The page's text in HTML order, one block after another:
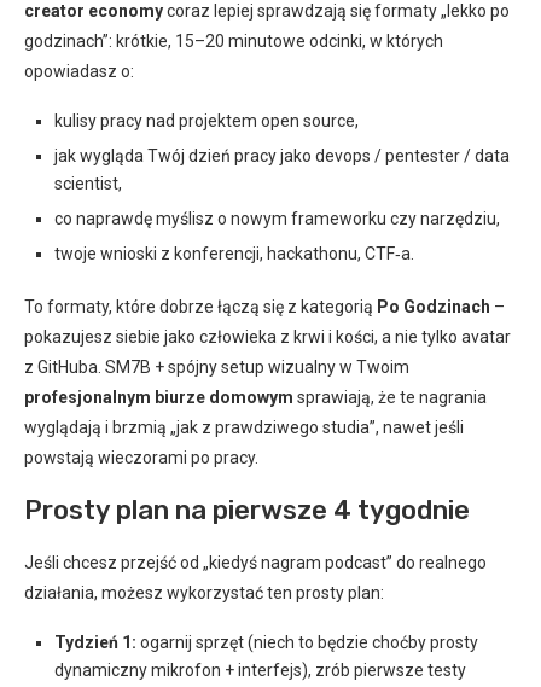
creator economycoraz lepiej sprawdzają się formaty „lekko po
godzinach”: krótkie, 15–20 minutowe odcinki, w których
opowiadasz o:
kulisy pracy nad projektem open source,
jak wygląda Twój dzień pracy jako devops / pentester / data
scientist,
co naprawdę myślisz o nowym frameworku czy narzędziu,
twoje wnioski z konferencji, hackathonu, CTF‑a.
To formaty, które dobrze łączą się z kategorią Po Godzinach –
pokazujesz siebie jako człowieka z krwi i kości, a nie tylko avatar
z GitHuba. SM7B + spójny setup wizualny w Twoim
profesjonalnym biurze domowym sprawiają, że te nagrania
wyglądają i brzmią „jak z prawdziwego studia”, nawet jeśli
powstają wieczorami po pracy.
Prosty plan na pierwsze 4 tygodnie
Jeśli chcesz przejść od „kiedyś nagram podcast” do realnego
działania, możesz wykorzystać ten prosty plan:
Tydzień 1: ogarnij sprzęt (niech to będzie choćby prosty
dynamiczny mikrofon + interfejs), zrób pierwsze testy